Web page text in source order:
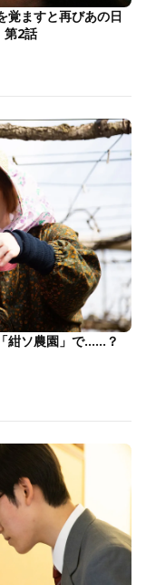
覚ますと再びあの日
第2話
紺ソ農園」で……？